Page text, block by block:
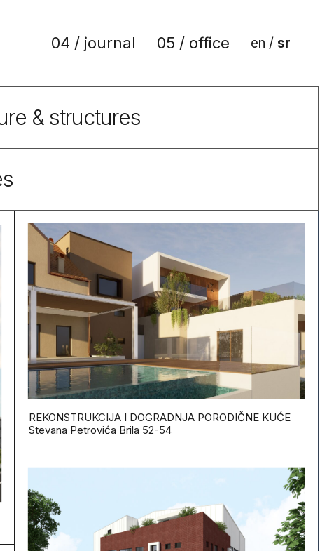
04 / journal 05 / office en / sr
& structures
REKONSTRUKCIJA I DOGRADNJA PORODIČNE KUĆE
Stevana Petrovića Brila 52-54